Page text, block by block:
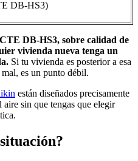
DB-HS3)
DB-HS3, sobre calidad de
vivienda nueva tenga un
Si tu vivienda es posterior a esa
es un punto débil.
están diseñados precisamente
sin que tengas que elegir